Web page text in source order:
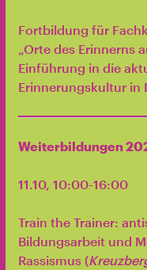
Fortbildung für
„Orte des Erinnerns
Einführung in die
Erinnerungskultur in
Weiterbildungen
11.10, 10:00-16:00
Train the Trainer:
Bildungsarbeit und
Rassismus (